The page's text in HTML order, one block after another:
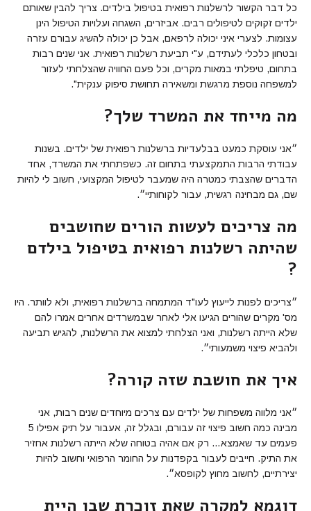
כל דבר הקשור לרשלנות רפואית בטיפול בילדים. צריך להבין שאותם
ילדים זקוקים לטיפולים רבים. אביזרים, השגחה ועלויות הטיפול הינן
עצומות. לצערי איני יכולה לרפאם, אבל כן יכולה להשיג עבורם עזרה
ובטחון כלכלי לעתידם, ע"י תביעת רשלנות רפואית. אני שנים רבות
בתחום, טיפלתי במאות מקרים, וכל פעם החוויה שהצלחתי לעזור
למשפחה נוספת מרגשת ומשאירה תחושת סיפוק ענקית".
מה מייחד את המשרד שלך?
״אני עוסקת כמעט בבלעדיות ברשלנות רפואית של ילדים. בשנות
עבודתי הרבות התמקצעתי בתחום זה. כשפתחתי את המשרד, אחד
הדברים שהצבתי כמטרה היה שמעבר לטיפול המקצועי, חשוב לי להיות
שם, גם מבחינה רגשית, עבור לקוחותיי״.
מה צריכים לעשות הורים שחושבים
שהיתה רשלנות רפואית בטיפול בילדם
?
״צריכים לפנות לייעוץ לעו"ד המתמחה ברשלנות רפואית, ולא לוותר. היו
מס' מקרים שהורים הגיעו אלי לאחר שבמשרדים אחרים אמרו להם
שלא הייתה רשלנות, ואני הצלחתי למצוא את הרשלנות, להגיש תביעה
ולהביא פיצוי משמעותי״.
איך את חושבת שזה קורה?
״אני מלווה משפחות של ילדים עם צרכים מיוחדים שנים רבות, אני
מבינה כמה חשוב פיצוי זה עבורם, ובגלל זה, אעבור על תיק אפילו 5
פעמים עד שאמצא… רק אם אהיה בטוחה שלא הייתה רשלנות אחזיר
את התיק. חייבים לעבור בקפדנות על החומר הרפואי וחשוב להיות
יצירתיים, לחשוב מחוץ לקופסא״.
דוגמא למקרה שאת זוכרת שבו היית